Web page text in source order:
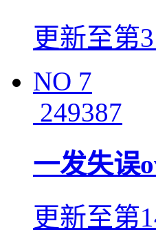
更新至第
NO 7
249387
一发失误
更新至第